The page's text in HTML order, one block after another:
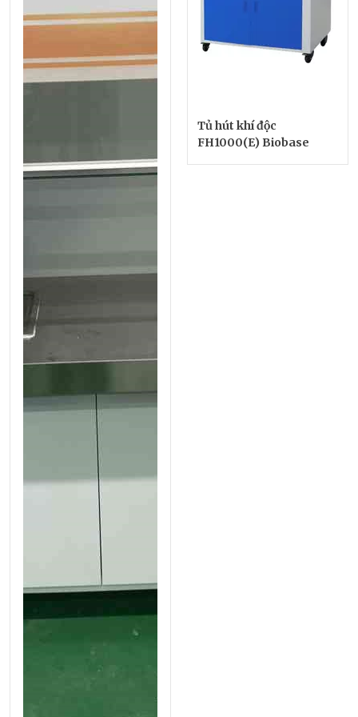
Tủ hút khí độc
FH1000(E) Biobase